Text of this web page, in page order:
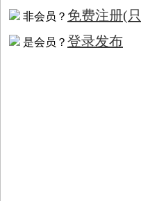
非会员？ 免费注册(
是会员？ 登录发布